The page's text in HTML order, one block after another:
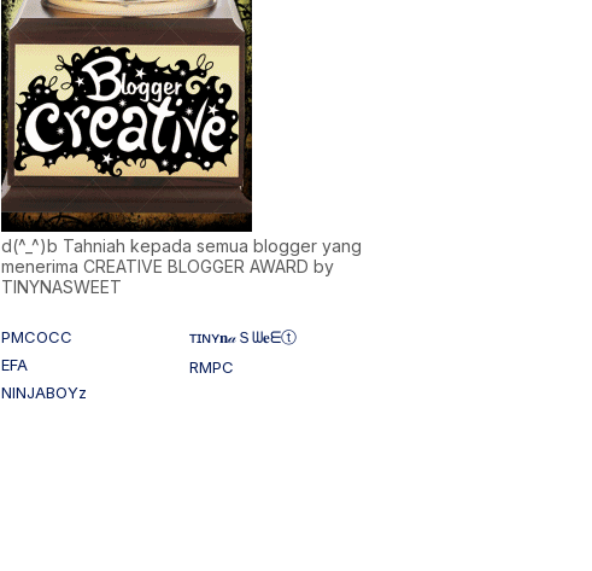
d(^_^)b Tahniah kepada semua blogger yang
menerima CREATIVE BLOGGER AWARD by
TINYNASWEET
PMCOCC
ᴛɪɴʏ𝐧𝒶Ｓᗯ𝐞ᗴⓣ
EFA
RMPC
NINJABOYz